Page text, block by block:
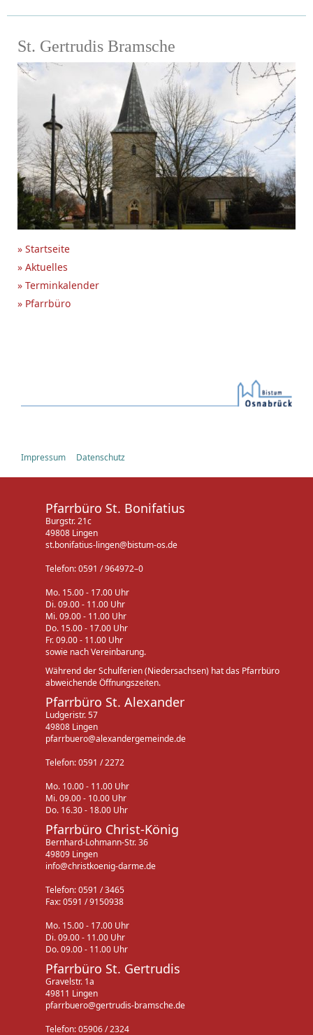
St. Gertrudis Bramsche
» Startseite
» Aktuelles
» Terminkalender
» Pfarrbüro
Impressum Datenschutz
Pfarrbüro St. Bonifatius
Burgstr. 21c
49808 Lingen
st.bonifatius-lingen@bistum-os.de
Telefon: 0591 / 964972–0
Mo. 15.00 - 17.00 Uhr
Di. 09.00 - 11.00 Uhr
Mi. 09.00 - 11.00 Uhr
Do. 15.00 - 17.00 Uhr
Fr. 09.00 - 11.00 Uhr
sowie nach Vereinbarung.
Während der Schulferien (Niedersachsen) hat das Pfarrbüro
abweichende Öffnungszeiten.
Pfarrbüro St. Alexander
Ludgeristr. 57
49808 Lingen
pfarrbuero@alexandergemeinde.de
Telefon: 0591 / 2272
Mo. 10.00 - 11.00 Uhr
Mi. 09.00 - 10.00 Uhr
Do. 16.30 - 18.00 Uhr
Pfarrbüro Christ-König
Bernhard-Lohmann-Str. 36
49809 Lingen
info@christkoenig-darme.de
Telefon: 0591 / 3465
Fax: 0591 / 9150938
Mo. 15.00 - 17.00 Uhr
Di. 09.00 - 11.00 Uhr
Do. 09.00 - 11.00 Uhr
Pfarrbüro St. Gertrudis
Gravelstr. 1a
49811 Lingen
pfarrbuero@gertrudis-bramsche.de
Telefon: 05906 / 2324